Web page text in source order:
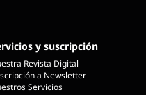
y suscripción
Revista Digital
a Newsletter
Servicios